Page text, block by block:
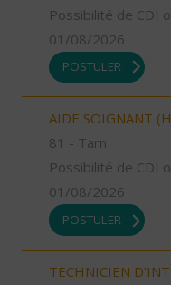
Possibilité de CDI
01/08/2026
POSTULER
AIDE SOIGNANT
81 - Tarn
Possibilité de CDI
01/08/2026
POSTULER
TECHNICIEN